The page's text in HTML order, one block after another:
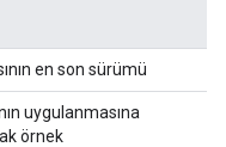
en son sürümü
uygulanmasına
örnek